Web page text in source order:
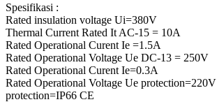
Spesifikasi :
Rated insulation voltage Ui=380V
Thermal Current Rated It AC-15 = 10A
Rated Operational Curent Ie =1.5A
Rated Operational Voltage Ue DC-13 = 250V
Rated Operational Curent Ie=0.3A
Rated Operational Voltage Ue protection=220V
protection=IP66 CE